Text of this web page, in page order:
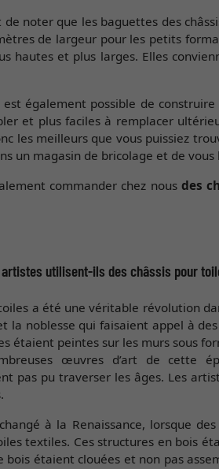
de noter que les baguettes des
de largeur pour les petits
hautes et plus larges. Elles
également possible de
et plus faciles à remplacer
les meilleurs que vous puissiez
un magasin de bricolage et de
commander chez nous des
artistes utilisent-ils des châssis pour
a été une véritable révolution
la noblesse qui faisaient appel à
étaient peintes sur les murs sous
œuvres d’art de cette
pas pu traverser les âges. Les
à la Renaissance, lorsque
textiles. Ces structures en bois
bois étaient clouées et non pas